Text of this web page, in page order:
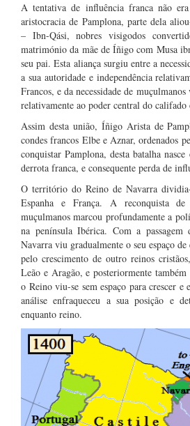
A tentativa de influência franca não
aristocracia de Pamplona, parte dela
– Ibn-Qási, nobres visigodos
matrimónio da mãe de Íñigo com Musa
seu pai. Esta aliança surgiu entre a
a sua autoridade e independência
Francos, e da necessidade de
relativamente ao poder central do califado
Assim desta união, Íñigo Arista de
condes francos Elbe e Aznar, ordenados
conquistar Pamplona, desta batalha
derrota franca, e consequente perda de
O território do Reino de Navarra
Espanha e França. A reconquista de
muçulmanos marcou profundamente a
na península Ibérica. Com a passagem
Navarra viu gradualmente o seu espaço de
pelo crescimento de outro reinos
Leão e Aragão, e posteriormente também
o Reino viu-se sem espaço para crescer
análise enfraqueceu a sua posição e
enquanto reino.